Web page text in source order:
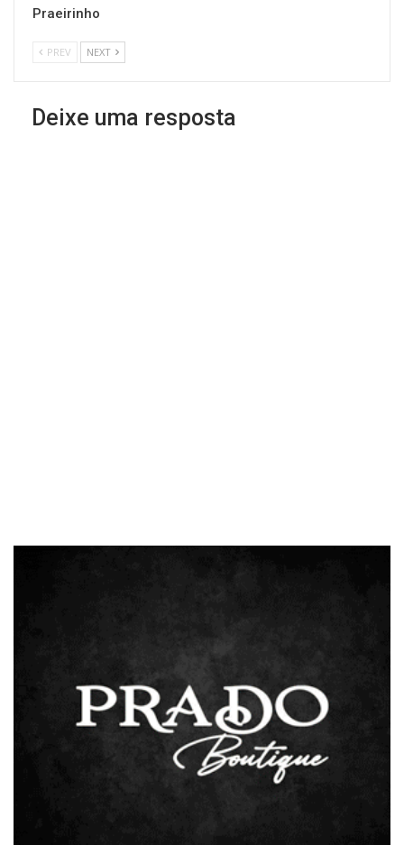
Praeirinho
PREV NEXT
Deixe uma resposta